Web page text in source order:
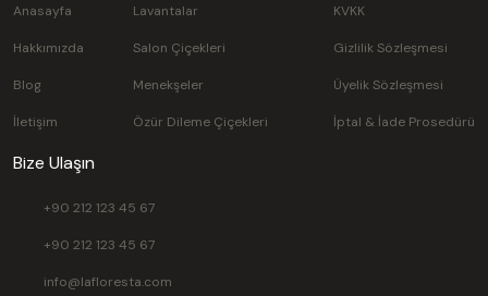
Anasayfa
Hakkımızda
Blog
İletişim
Lavantalar
Salon Çiçekleri
Menekşeler
Özür Dileme Çiçekleri
KVKK
Gizlilik Sözleşmesi
Üyelik Sözleşmesi
İptal & İade Prosedürü
Bize Ulaşın
+90 212 123 45 67
+90 212 123 45 67
info@lafloresta.com